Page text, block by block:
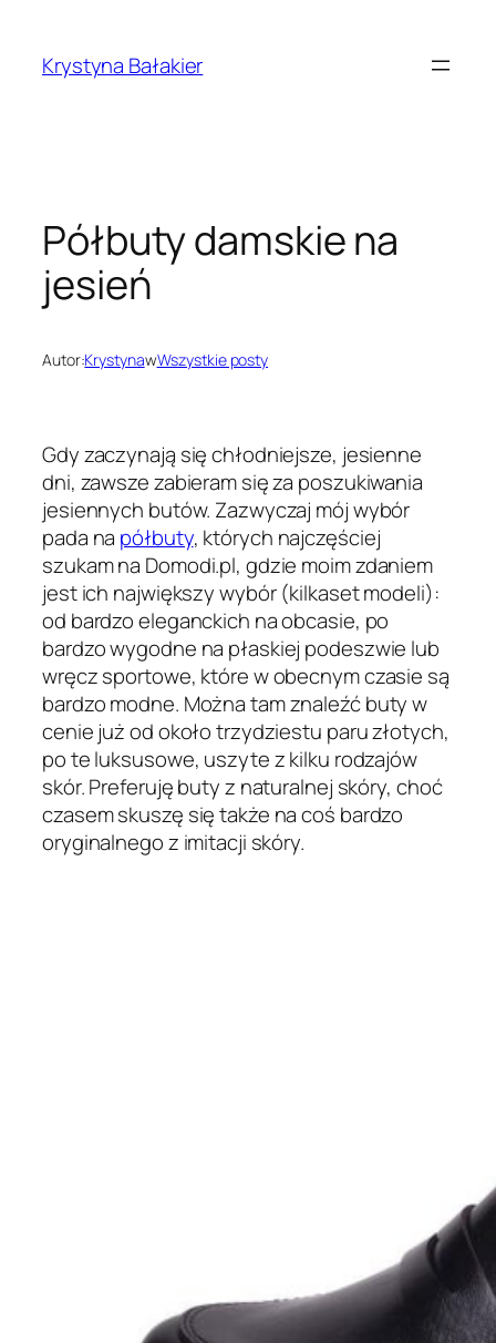
treściKrystyna Bałakier
Półbuty damskie na
jesień
Autor:KrystynawWszystkie posty
Gdy zaczynają się chłodniejsze, jesienne
dni, zawsze zabieram się za poszukiwania
jesiennych butów. Zazwyczaj mój wybór
pada na półbuty, których najczęściej
szukam na Domodi.pl, gdzie moim zdaniem
jest ich największy wybór (kilkaset modeli):
od bardzo eleganckich na obcasie, po
bardzo wygodne na płaskiej podeszwie lub
wręcz sportowe, które w obecnym czasie są
bardzo modne. Można tam znaleźć buty w
cenie już od około trzydziestu paru złotych,
po te luksusowe, uszyte z kilku rodzajów
skór. Preferuję buty z naturalnej skóry, choć
czasem skuszę się także na coś bardzo
oryginalnego z imitacji skóry.